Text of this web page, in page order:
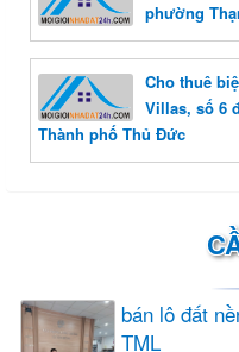
phường
Cho thuê
Villas, số 6
Thành phố Thủ Đức
bán lô đất
TML